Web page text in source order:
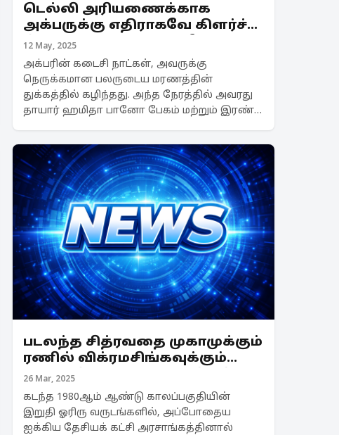
டெல்லி அரியணைக்காக
அக்பருக்கு எதிராகவே கிளர்ச்சி
செய்த மகன் ஜஹாங்கீர் - என்ன
நடந்தது தெரியுமா?
12 May, 2025
அக்பரின் கடைசி நாட்கள், அவருக்கு
நெருக்கமான பலருடைய மரணத்தின்
துக்கத்தில் கழிந்தது. அந்த நேரத்தில் அவரது
தாயார் ஹமிதா பானோ பேகம் மற்றும் இரண்டு
மகன் சலீம் அவருக்கு எதிராகக் கிளர்ச்சியும்
செய்தார். தனது நவரத...
படலந்த சித்ரவதை முகாமுக்கும்
ரணில் விக்ரமசிங்கவுக்கும்
என்ன தொடர்பு? ஜனாதிபதி
ஆணைக்குழு அறிக்கை கூறும்
தகவல்கள்
26 Mar, 2025
கடந்த 1980ஆம் ஆண்டு காலப்பகுதியின்
இறுதி ஓரிரு வருடங்களில், அப்போதைய
ஐக்கிய தேசியக் கட்சி அரசாங்கத்தினால்